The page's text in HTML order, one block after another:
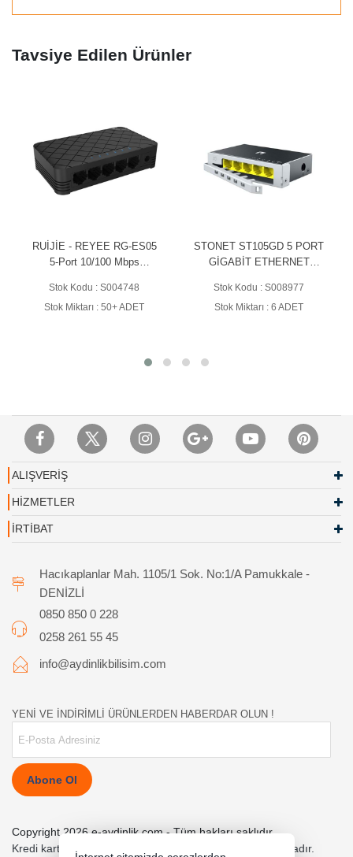
Tavsiye Edilen Ürünler
RUİJİE - REYEE RG-ES05
5-Port 10/100 Mbps
Stok Kodu : S004748
Stok Miktarı : 50+ ADET
STONET ST105GD 5 PORT
GİGABİT ETHERNET
KİLİTLİ METAL KASA
Stok Kodu : S008977
Stok Miktarı : 6 ADET
ALIŞVERİŞ
HİZMETLER
İRTİBAT
Hacıkaplanlar Mah. 1105/1 Sok. No:1/A Pamukkale -
DENİZLİ
0850 850 0 228
0258 261 55 45
info@aydinlikbilisim.com
YENİ VE İNDİRİMLİ ÜRÜNLERDEN HABERDAR OLUN !
Abone Ol
Copyright 2026 e-aydinlik.com - Tüm hakları saklıdır.
Kredi kartı bilgileriniz 256bit SSL sertifikası ile korunmaktadır.